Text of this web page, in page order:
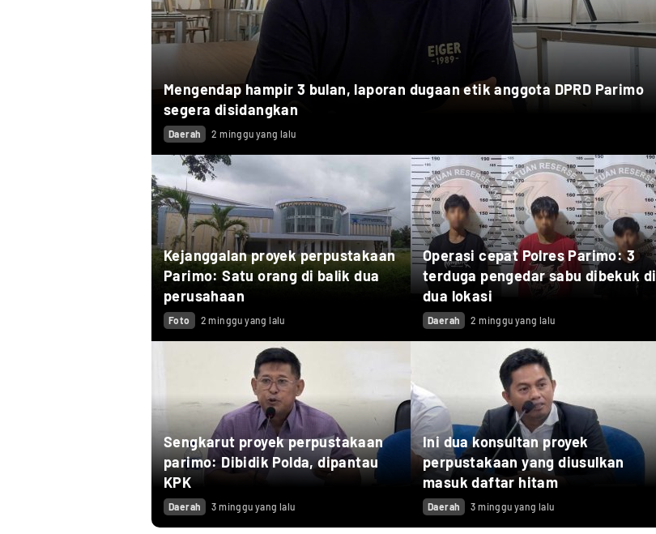
Mengendap hampir 3 bulan, laporan dugaan etik anggota DPRD Parimo
segera disidangkan
Daerah 2 minggu yang lalu
Kejanggalan proyek perpustakaan
Parimo: Satu orang di balik dua
perusahaan
Foto 2 minggu yang lalu
Operasi cepat Polres Parimo: 3
terduga pengedar sabu dibekuk di
dua lokasi
Daerah 2 minggu yang lalu
Sengkarut proyek perpustakaan
parimo: Dibidik Polda, dipantau
KPK
Daerah 3 minggu yang lalu
Ini dua konsultan proyek
perpustakaan yang diusulkan
masuk daftar hitam
Daerah 3 minggu yang lalu